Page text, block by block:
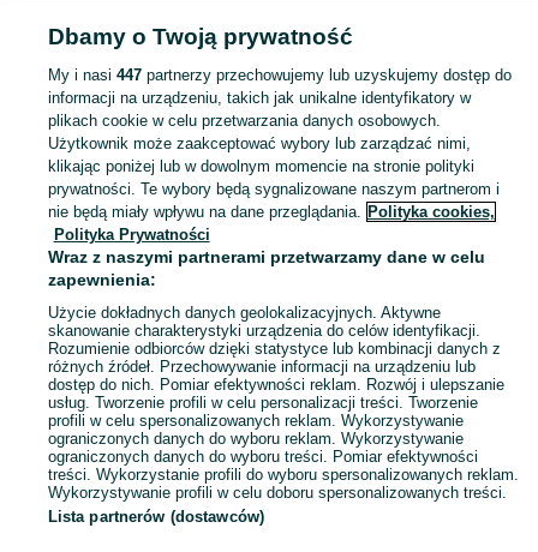
Strona główna Dolnośląskie Gilów
KATEGORIA
Skorzystaj z największego serwisu ogłoszeniowego - Gilów i okolice! Kupuj to, czego pragniesz i sprzedawaj to, czego już nie potrzebujesz! Zobacz
Mapa kategorii
Mapa miejscowości
Mapa ministron
Popularne wyszukiwania
Dbamy o Twoją prywatność
My i nasi 447partnerzy przechowujemy lub uzyskujemy dostęp do
informacji na urządzeniu, takich jak unikalne identyfikatory w
plikach cookie w celu przetwarzania danych osobowych.
Użytkownik może zaakceptować wybory lub zarządzać nimi,
klikając poniżej lub w dowolnym momencie na stronie polityki
prywatności. Te wybory będą sygnalizowane naszym partnerom i
nie będą miały wpływu na dane przeglądania. Polityka cookies,
Polityka Prywatności
Wraz z naszymi partnerami przetwarzamy dane w celu
zapewnienia:
Użycie dokładnych danych geolokalizacyjnych. Aktywne
skanowanie charakterystyki urządzenia do celów identyfikacji.
Rozumienie odbiorców dzięki statystyce lub kombinacji danych z
różnych źródeł. Przechowywanie informacji na urządzeniu lub
dostęp do nich. Pomiar efektywności reklam. Rozwój i ulepszanie
usług. Tworzenie profili w celu personalizacji treści. Tworzenie
profili w celu spersonalizowanych reklam. Wykorzystywanie
ograniczonych danych do wyboru reklam. Wykorzystywanie
ograniczonych danych do wyboru treści. Pomiar efektywności
treści. Wykorzystanie profili do wyboru spersonalizowanych reklam.
Wykorzystywanie profili w celu doboru spersonalizowanych treści.
Lista partnerów (dostawców)